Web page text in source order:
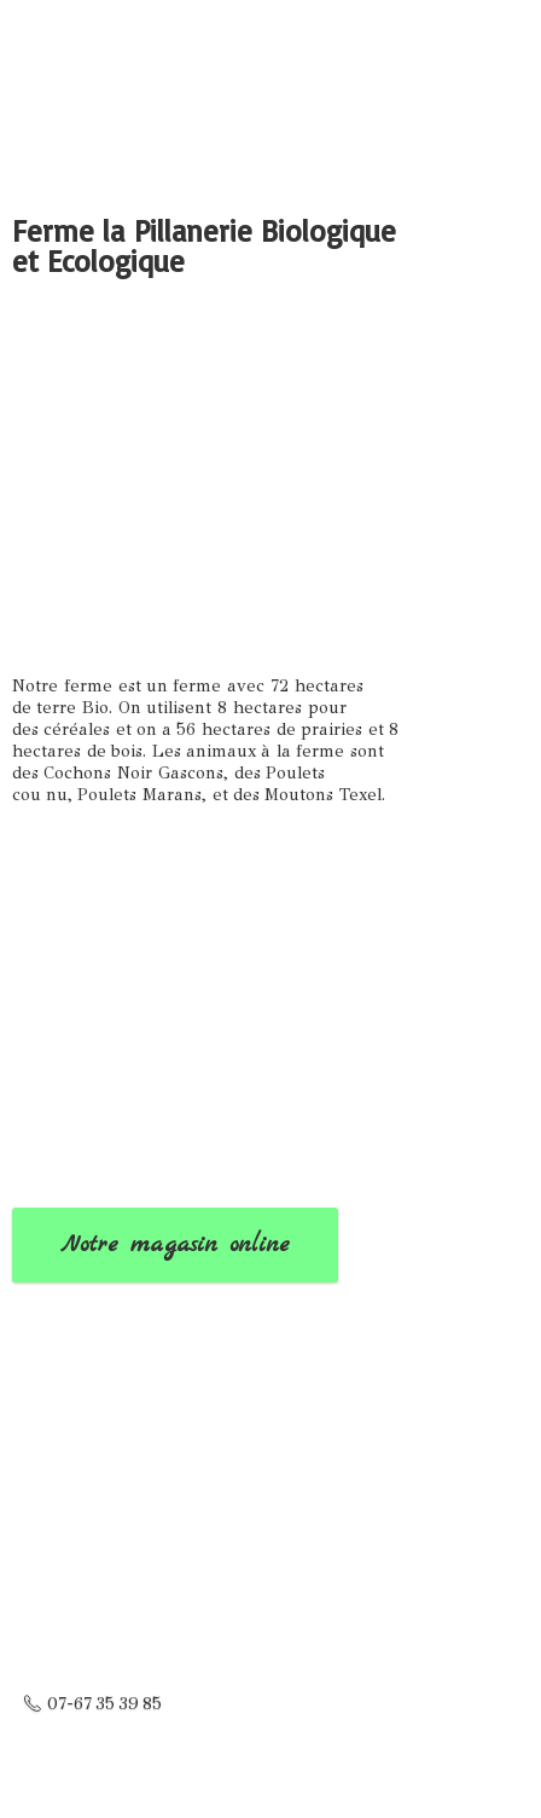
Ferme la Pillanerie Biologique
et Ecologique
Notre ferme est un ferme avec 72 hectares
de terre Bio. On utilisent 8 hectares pour
des céréales et on a 56 hectares de prairies et 8
hectares de bois. Les animaux à la ferme sont
des Cochons Noir Gascons, des Poulets
cou nu, Poulets Marans, et des Moutons Texel.
Notre magasin online
07-67 35 39 85